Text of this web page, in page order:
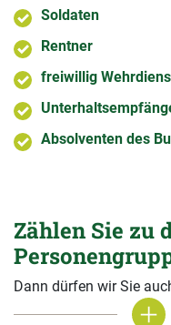
Soldaten
Rentner
freiwillig
Absolventen des
Zählen Sie zu
Dann dürfen wir Sie